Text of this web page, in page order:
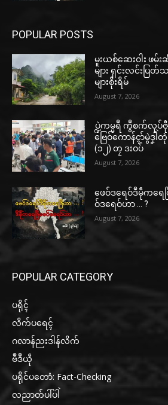
POPULAR POSTS
မူးယစ်ဆေးဝါး ဖမ်
များ ရှင်းလင်းပြ
များစိုးရိမ်
August 7, 2026
ပ္ဍဲကမ္မရဳ ကွဳစက်လုပ်
ဗြေဝ်ကောန်ၚာ်မွဲဒၞ
(၁၂) တၠ ဒးဝပ်
August 7, 2026
ဖေဝ်ဒရေဝ်ဒဳမဵုကရေ
ဝ်ဒရေဝ်ဟာ … ?
August 7, 2026
POPULAR CATEGORY
ပရိုၚ်
လိက်ပရေၚ်
ဂလာန်ညးဒါန်လိက်
ဗဳဒဳယဵု
ပရိုင်ပတောံ: Fact-Checking
လညာတ်ပါ်ပါဲ